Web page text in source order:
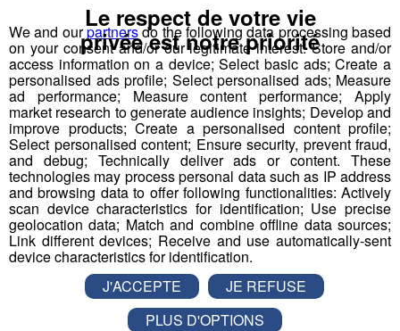
sud du sommet népalais Nupste, situé à plus de
7600 mètres d’altitude, et longue de plus de 2000
mètres.
Hélias MilleriouxetFrédéric Degouletreviennent sur
leur exploit. Ils étaient accompagnés dans leur aventure
parBenjamin Guiguonnet .
mp3
Deux autres ascensions remarquables dans
l’Himalaya, l’une réalisée par une
l’autre par desJaponais, seront également
récompensées parles Piolets d’or.
We and ourpartnersdo the following data processing based
on your consent and/or our legitimate interest: Store and/or
access information on a device; Select basic ads; Create a
personalised ads profile; Select personalised ads; Measure
ad performance; Measure content performance; Apply
market research to generate audience insights; Develop and
improve products; Create a personalised content profile;
Select personalised content; Ensure security, prevent fraud,
and debug; Technically deliver ads or content. These
technologies may process personal data such as IP address
and browsing data to offer following functionalities: Actively
scan device characteristics for identification; Use precise
geolocation data; Match and combine offline data sources;
Link different devices; Receive and use automatically-sent
device characteristics for identification.
Le respect de votre vie
privée est notre priorité
J'ACCEPTE
JE REFUSE
PLUS D'OPTIONS